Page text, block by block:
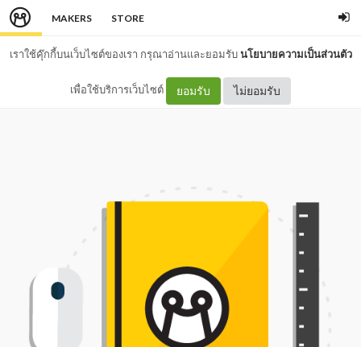
MAKERS STORE
เราใช้คุ๊กกี้บนเว็บไซต์ของเรา กรุณาอ่านและยอมรับนโยบายความเป็นส่วนตัว
เพื่อใช้บริการเว็บไซต์ ยอมรับ ไม่ยอมรับ